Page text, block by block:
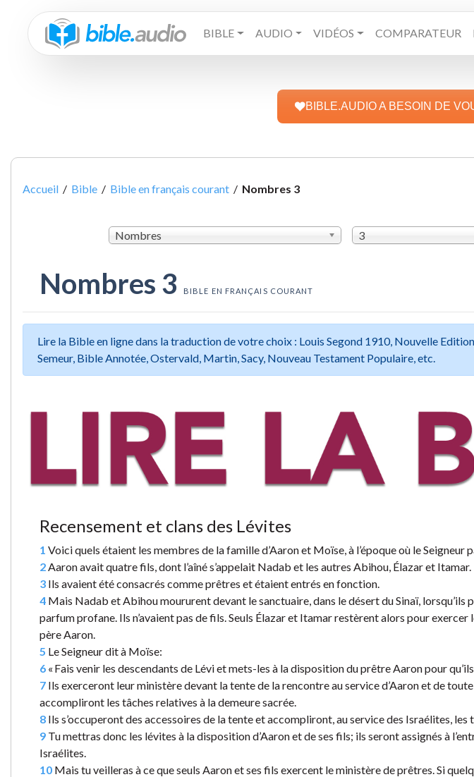
BIBLE AUDIO VIDÉOS COMPARATEUR
BIBLE.AUDIO A BESOIN DE
Accueil / Bible / Bible en français courant / Nombres 3
Nombres 3
Nombres 3 BIBLE EN FRANÇAIS COURANT
Lire la Bible en ligne dans la traduction de votre choix : Louis Segond 1910, Nouvelle
Semeur, Bible Annotée, Ostervald, Martin, Sacy, Nouveau Testament Populaire, etc.
Recensement et clans des Lévites
1 Voici quels étaient les membres de la famille d’Aaron et Moïse, à l’époque où le Seigneur
2 Aaron avait quatre fils, dont l’aîné s’appelait Nadab et les autres Abihou, Élazar et Itamar.
3 Ils avaient été consacrés comme prêtres et étaient entrés en fonction.
4 Mais Nadab et Abihou moururent devant le sanctuaire, dans le désert du Sinaï, lorsqu’ils
parfum profane. Ils n’avaient pas de fils. Seuls Élazar et Itamar restèrent alors pour
père Aaron.
5 Le Seigneur dit à Moïse:
6 « Fais venir les descendants de Lévi et mets-les à la disposition du prêtre Aaron pour
7 Ils exerceront leur ministère devant la tente de la rencontre au service d’Aaron et de
accompliront les tâches relatives à la demeure sacrée.
8 Ils s’occuperont des accessoires de la tente et accompliront, au service des Israélites, les
9 Tu mettras donc les lévites à la disposition d’Aaron et de ses fils; ils seront assignés à
Israélites.
10 Mais tu veilleras à ce que seuls Aaron et ses fils exercent le ministère de prêtres. Si